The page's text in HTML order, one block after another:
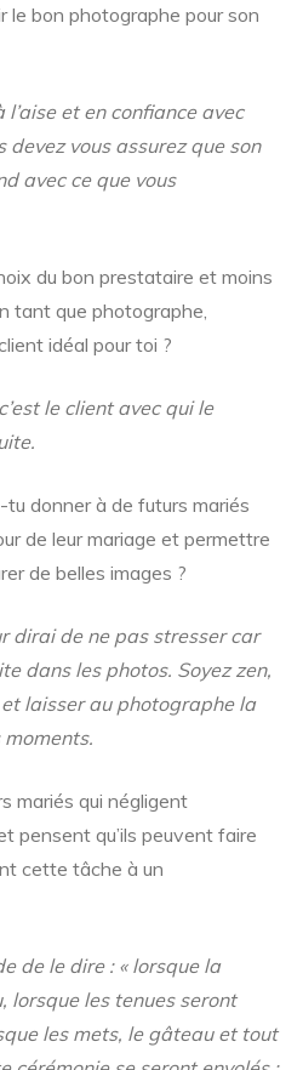
le bon photographe pour son
l’aise et en confiance avec
devez vous assurez que son
avec ce que vous
du bon prestataire et moins
tant que photographe,
idéal pour toi ?
le client avec qui le
tu donner à de futurs mariés
de leur mariage et permettre
de belles images ?
dirai de ne pas stresser car
dans les photos. Soyez zen,
laisser au photographe la
mariés qui négligent
pensent qu’ils peuvent faire
cette tâche à un
de le dire : « lorsque la
lorsque les tenues seront
les mets, le gâteau et tout